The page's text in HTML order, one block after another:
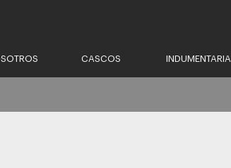
CASCOS INDUMENTARIA